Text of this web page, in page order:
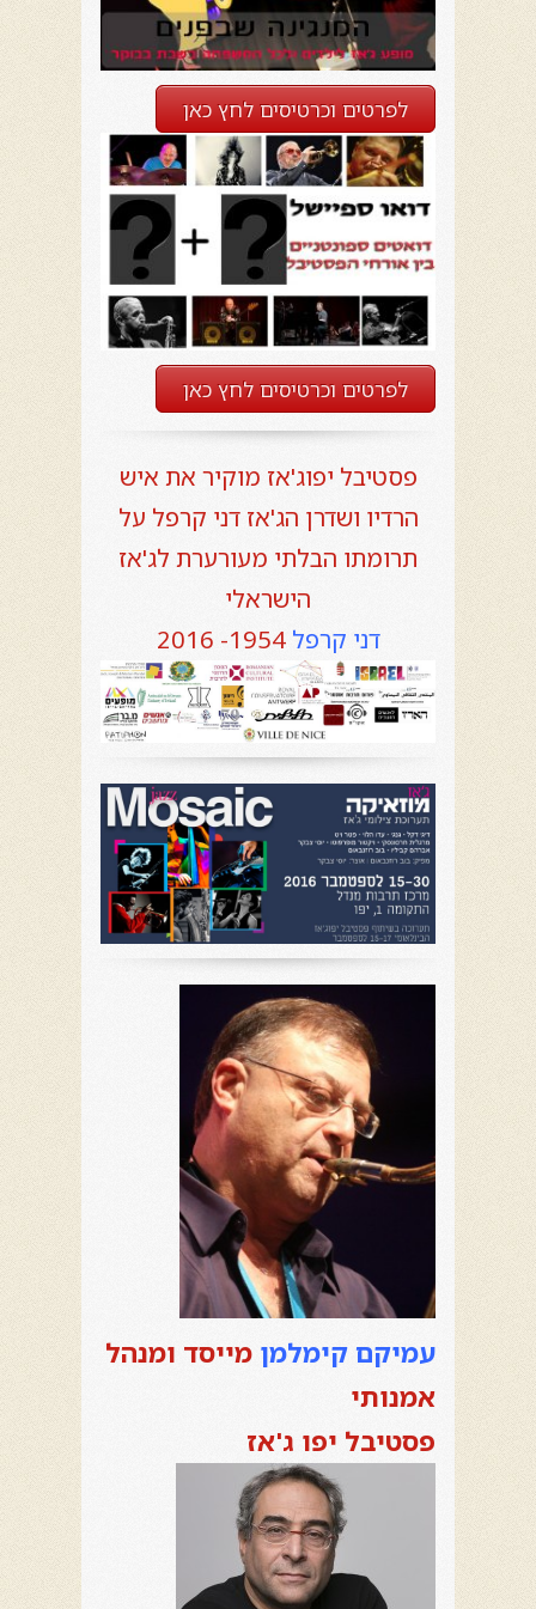
לפרטים וכרטיסים לחץ כאן
לפרטים וכרטיסים לחץ כאן
פסטיבל יפוג'אז מוקיר את איש
הרדיו ושדרן הג'אז דני קרפל על
תרומתו הבלתי מעורערת לג'אז
הישראלי
דני קרפל 1954- 2016
עמיקם קימלמן מייסד ומנהל
אמנותי
פסטיבל יפו ג'אז